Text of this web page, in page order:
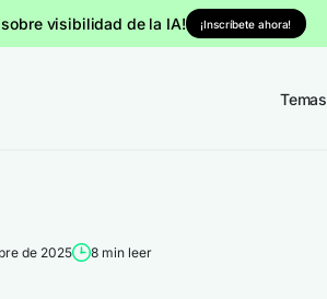
sobre visibilidad de la IA! ¡Inscríbete ahora!
Temas
de 2025 8 min leer